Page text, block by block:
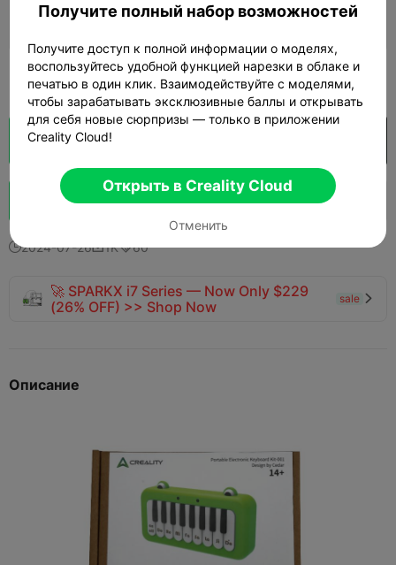
 07h 17m  2 plates  183.04g
Узнать больше
Кусочек облака
Boost 129 115  30
2024-07-261K60
🚀 SPARKX i7 Series — Now Only $229
(26% OFF) >> Shop Now
sale 
Описание
Получите полный набор возможностей
Получите доступ к полной информации о моделях,
воспользуйтесь удобной функцией нарезки в облаке и
печатью в один клик. Взаимодействуйте с моделями,
чтобы зарабатывать эксклюзивные баллы и открывать
для себя новые сюрпризы — только в приложении
Creality Cloud!
Открыть в Creality Cloud
Отменить